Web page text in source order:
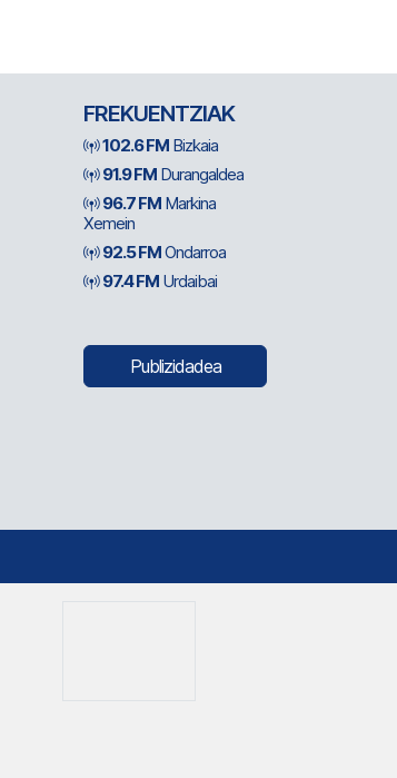
FREKUENTZIAK
102.6 FM Bizkaia
91.9 FM Durangaldea
96.7 FM Markina
Xemein
92.5 FMOndarroa
97.4 FM Urdaibai
Publizidadea